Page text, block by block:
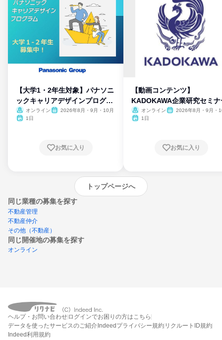
【大学1・2年生対象】パナソニ
ックキャリアデザインプログラ
ム
オンライン
2026年8月・9月・10月
1日
お気に入り
【動画コンテンツ】
KADOKAWA企業研究セミナ
オンライン
2026年8月・9月・
1日
お気に入り
トップページへ
同じ業種の募集を探す
不動産管理
不動産仲介
その他（不動産）
同じ開催地の募集を探す
オンライン
エントリーするとプログラムの詳細案内を
受け取れるようになります
ヘルプ・お問い合わせ ログインでお困りの方はこちら
データを使ったサービスのご紹介 Indeedプライバシー規約 リクルートID規約
Indeed利用規約